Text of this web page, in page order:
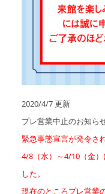
2020/4/7 更新
プレ営業中止のお知ら
緊急事態宣言が発令さ
4/8（水）～4/10（金
した。
現在のところプレ営業